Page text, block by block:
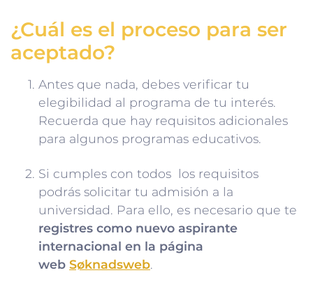
¿Cuál es el proceso para ser
aceptado?
Antes que nada, debes verificar tu
elegibilidad al programa de tu interés.
Recuerda que hay requisitos adicionales
para algunos programas educativos.
Si cumples con todos los requisitos
podrás solicitar tu admisión a la
universidad. Para ello, es necesario que te
registres como nuevo aspirante
internacional en la página
web Søknadsweb.